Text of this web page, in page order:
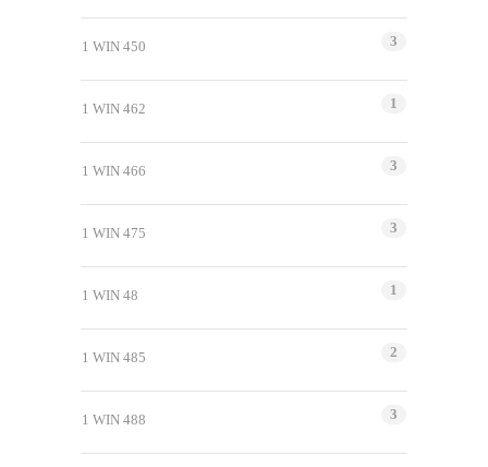
1 WIN 450 3
1 WIN 462 1
1 WIN 466 3
1 WIN 475 3
1 WIN 48 1
1 WIN 485 2
1 WIN 488 3